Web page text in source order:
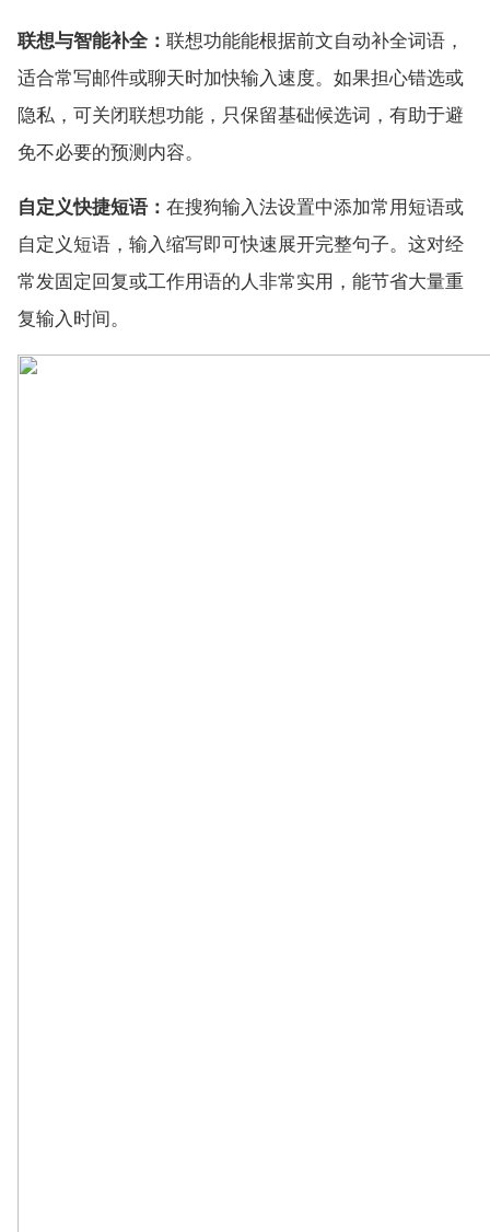
联想与智能补全： 联想功能能根据前文自动补全词语，
适合常写邮件或聊天时加快输入速度。如果担心错选或
隐私，可关闭联想功能，只保留基础候选词，有助于避
免不必要的预测内容。
自定义快捷短语： 在搜狗输入法设置中添加常用短语或
自定义短语，输入缩写即可快速展开完整句子。这对经
常发固定回复或工作用语的人非常实用，能节省大量重
复输入时间。